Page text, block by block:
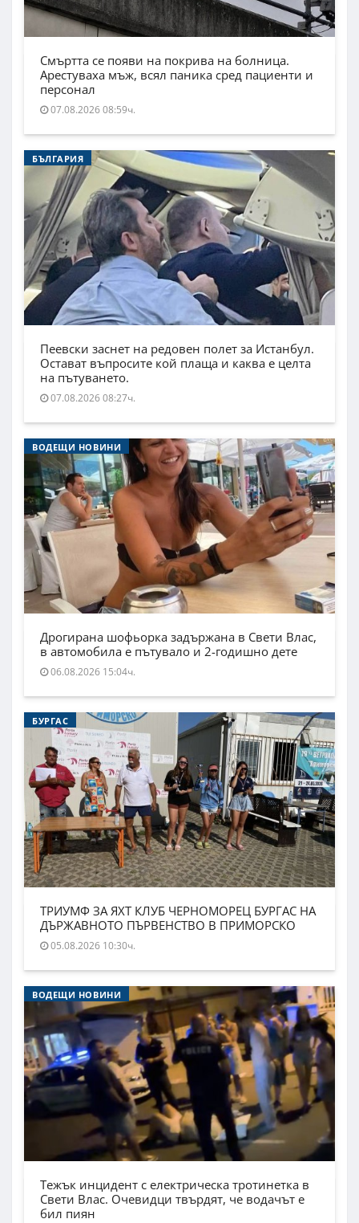
Смъртта се появи на покрива на болница.
Арестуваха мъж, всял паника сред пациенти и
персонал
07.08.2026 08:59ч.
БЪЛГАРИЯ
Пеевски заснет на редовен полет за Истанбул.
Остават въпросите кой плаща и каква е целта
на пътуването.
07.08.2026 08:27ч.
ВОДЕЩИ НОВИНИ
Дрогирана шофьорка задържана в Свети Влас,
в автомобила е пътувало и 2-годишно дете
06.08.2026 15:04ч.
БУРГАС
ТРИУМФ ЗА ЯХТ КЛУБ ЧЕРНОМОРЕЦ БУРГАС НА
ДЪРЖАВНОТО ПЪРВЕНСТВО В ПРИМОРСКО
05.08.2026 10:30ч.
ВОДЕЩИ НОВИНИ
Тежък инцидент с електрическа тротинетка в
Свети Влас. Очевидци твърдят, че водачът е
бил пиян